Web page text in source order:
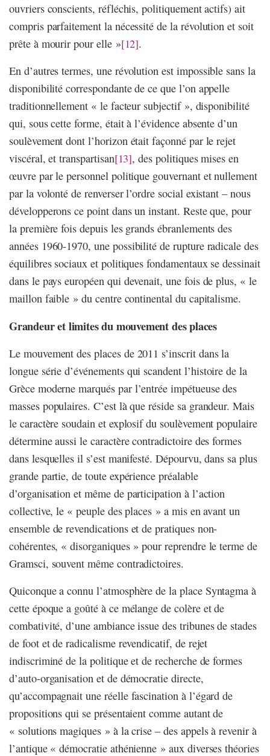
ouvriers conscients, réfléchis, politiquement actifs) ait
compris parfaitement la nécessité de la révolution et soit
prête à mourir pour elle »[12].
En d’autres termes, une révolution est impossible sans la
disponibilité correspondante de ce que l’on appelle
traditionnellement « le facteur subjectif », disponibilité
qui, sous cette forme, était à l’évidence absente d’un
soulèvement dont l’horizon était façonné par le rejet
viscéral, et transpartisan[13], des politiques mises en
œuvre par le personnel politique gouvernant et nullement
par la volonté de renverser l’ordre social existant – nous
développerons ce point dans un instant. Reste que, pour
la première fois depuis les grands ébranlements des
années 1960-1970, une possibilité de rupture radicale des
équilibres sociaux et politiques fondamentaux se dessinait
dans le pays européen qui devenait, une fois de plus, « le
maillon faible » du centre continental du capitalisme.
Grandeur et limites du mouvement des places
Le mouvement des places de 2011 s’inscrit dans la
longue série d’événements qui scandent l’histoire de la
Grèce moderne marqués par l’entrée impétueuse des
masses populaires. C’est là que réside sa grandeur. Mais
le caractère soudain et explosif du soulèvement populaire
détermine aussi le caractère contradictoire des formes
dans lesquelles il s’est manifesté. Dépourvu, dans sa plus
grande partie, de toute expérience préalable
d’organisation et même de participation à l’action
collective, le « peuple des places » a mis en avant un
ensemble de revendications et de pratiques non-
cohérentes, « disorganiques » pour reprendre le terme de
Gramsci, souvent même contradictoires.
Quiconque a connu l’atmosphère de la place Syntagma à
cette époque a goûté à ce mélange de colère et de
combativité, d’une ambiance issue des tribunes de stades
de foot et de radicalisme revendicatif, de rejet
indiscriminé de la politique et de recherche de formes
d’auto-organisation et de démocratie directe,
qu’accompagnait une réelle fascination à l’égard de
propositions qui se présentaient comme autant de
« solutions magiques » à la crise – des appels à revenir à
l’antique « démocratie athénienne » aux diverses théories